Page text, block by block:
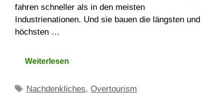
fahren schneller als in den meisten
Industrienationen. Und sie bauen die längsten und
höchsten …
Weiterlesen
Schlagwörter
Nachdenkliches,Overtourism